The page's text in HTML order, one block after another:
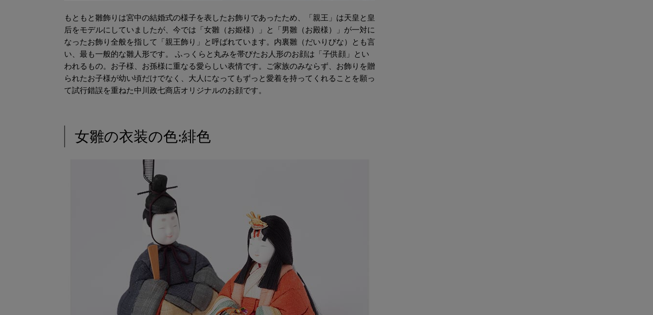
もともと雛飾りは宮中の結婚式の様子を表したお飾りであったため、「親王」は天皇と皇
后をモデルにしていましたが、今では「女雛（お姫様）」と「男雛（お殿様）」が一対に
なったお飾り全般を指して「親王飾り」と呼ばれています。内裏雛（だいりびな）とも言
い、最も一般的な雛人形です。 ふっくらと丸みを帯びたお人形のお顔は「子供顔」とい
われるもの。お子様、お孫様に重なる愛らしい表情です。ご家族のみならず、お飾りを贈
られたお子様が幼い頃だけでなく、大人になってもずっと愛着を持ってくれることを願っ
て試行錯誤を重ねた中川政七商店オリジナルのお顔です。
女雛の衣装の色:緋色